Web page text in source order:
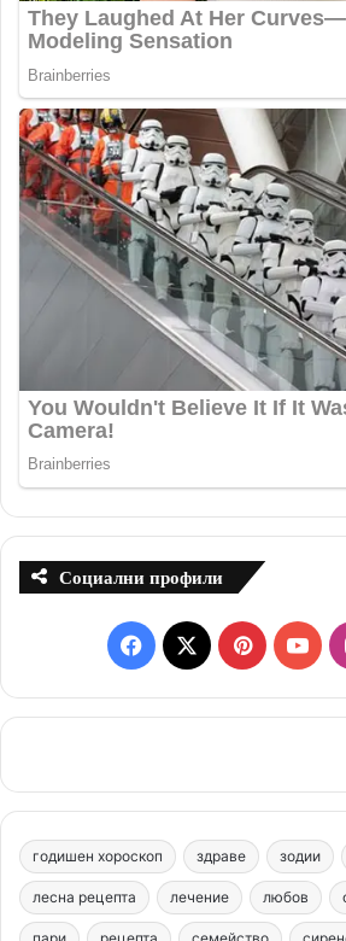
Социални профили
F
a
e
b
o
o
X
P
i
t
e
r
e
Y
o
T
u
b
e
годишен хороскоп здраве зодии
лесна рецепта лечение любов